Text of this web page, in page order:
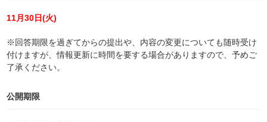
11月30日(火)
※回答期限を過ぎてからの提出や、内容の変更についても随時受け
付けますが、情報更新に時間を要する場合がありますので、予めご
了承ください。
公開期限